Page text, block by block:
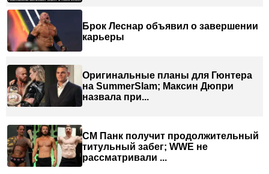
Брок Леснар объявил о завершении
карьеры
Оригинальные планы для Гюнтера
на SummerSlam; Максин Дюпри
назвала при...
СМ Панк получит продолжительный
титульный забег; WWE не
рассматривали ...